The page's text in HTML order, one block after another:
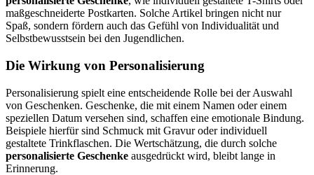
maßgeschneiderte Postkarten. Solche Artikel bringen nicht nur
Spaß, sondern fördern auch das Gefühl von Individualität und
Selbstbewusstsein bei den Jugendlichen.
Die Wirkung von Personalisierung
Personalisierung spielt eine entscheidende Rolle bei der Auswahl
von Geschenken. Geschenke, die mit einem Namen oder einem
speziellen Datum versehen sind, schaffen eine emotionale Bindung.
Beispiele hierfür sind Schmuck mit Gravur oder individuell
gestaltete Trinkflaschen. Die Wertschätzung, die durch solche
personalisierte Geschenke ausgedrückt wird, bleibt lange in
Erinnerung.